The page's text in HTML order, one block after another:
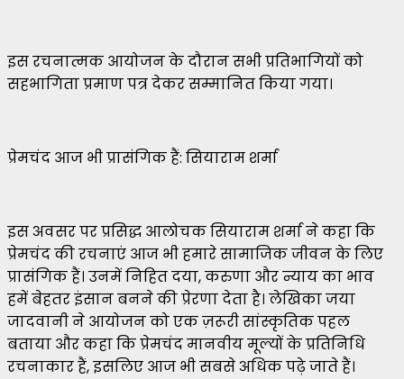
इस रचनात्मक आयोजन के दौरान सभी प्रतिभागियों को
सहभागिता प्रमाण पत्र देकर सम्मानित किया गया।
प्रेमचंद आज भी प्रासंगिक हैं: सियाराम शर्मा
इस अवसर पर प्रसिद्ध आलोचक सियाराम शर्मा ने कहा कि
प्रेमचंद की रचनाएं आज भी हमारे सामाजिक जीवन के लिए
प्रासंगिक हैं। उनमें निहित दया, करुणा और न्याय का भाव
हमें बेहतर इंसान बनने की प्रेरणा देता है। लेखिका जया
जादवानी ने आयोजन को एक ज़रूरी सांस्कृतिक पहल
बताया और कहा कि प्रेमचंद मानवीय मूल्यों के प्रतिनिधि
रचनाकार हैं, इसलिए आज भी सबसे अधिक पढ़े जाते हैं।